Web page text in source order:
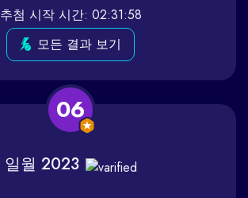
추첨 시작 시간: 02:31:58
모든 결과 보기
06
일월 2023